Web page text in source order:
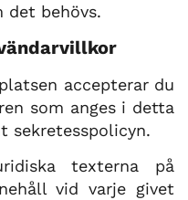
behövs.
accepterar du
som anges i detta
sekretesspolicyn.
texterna på
vid varje givet